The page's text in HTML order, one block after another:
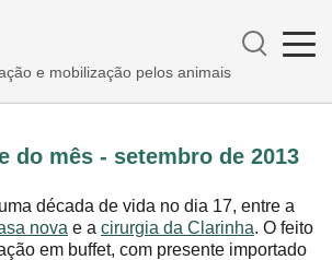
e mobilização pelos animais
do mês - setembro de 2013
década de vida no dia 17, entre a
nova e a cirurgia da Clarinha. O feito
em buffet, com presente importado